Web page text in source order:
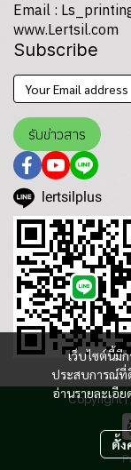
เว็บไซต์นี้มี
ประสบการณ์ที่
อ่านรายละเอีย
ตั้ง
Email :
www.Lertsil.com
Subscribe
รับข่าวสาร
lertsilplus
Copyright |